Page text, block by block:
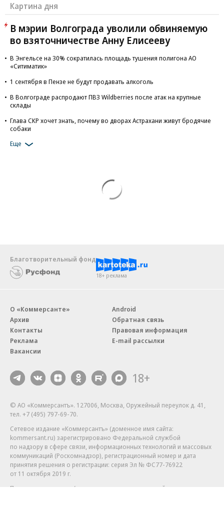
Картина дня
В мэрии Волгограда уволили обвиняемую
во взяточничестве Анну Елисееву
В Энгельсе на 30% сократилась площадь тушения полигона АО
«Ситиматик»
1 сентября в Пензе не будут продавать алкоголь
В Волгограде распродают ПВЗ Wildberries после атак на крупные
склады
Глава СКР хочет знать, почему во дворах Астрахани живут бродячие
собаки
Еще
Благотворительный фонд
18+ реклама
О «Коммерсанте»
Архив
Контакты
Реклама
Вакансии
Android
Обратная связь
Правовая информация
E-mail рассылки
18+
© АО «Коммерсантъ». 127006, Москва, Оружейный переулок д. 41,
тел. +7 (495) 797-69-70.
Сетевое издание «Коммерсантъ» (доменное имя сайта:
kommersant.ru) зарегистрировано Федеральной службой
по надзору в сфере связи, информационных технологий и массовых
коммуникаций (Роскомнадзор), регистрационный номер и дата
принятия решения о регистрации: серия Эл № ФС77-76922
от 11 октября 2019 г.
Партнерские проекты/материалы, новости компаний, материалы